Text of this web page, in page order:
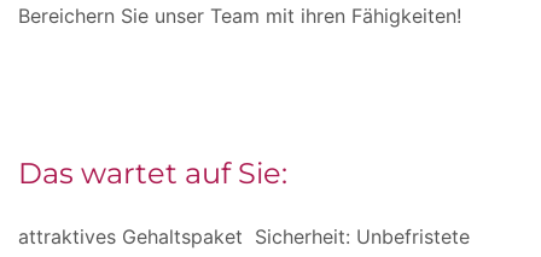
Bereichern Sie unser Team mit ihren Fähigkeiten!
Das wartet auf Sie:
attraktives Gehaltspaket Sicherheit: Unbefristete